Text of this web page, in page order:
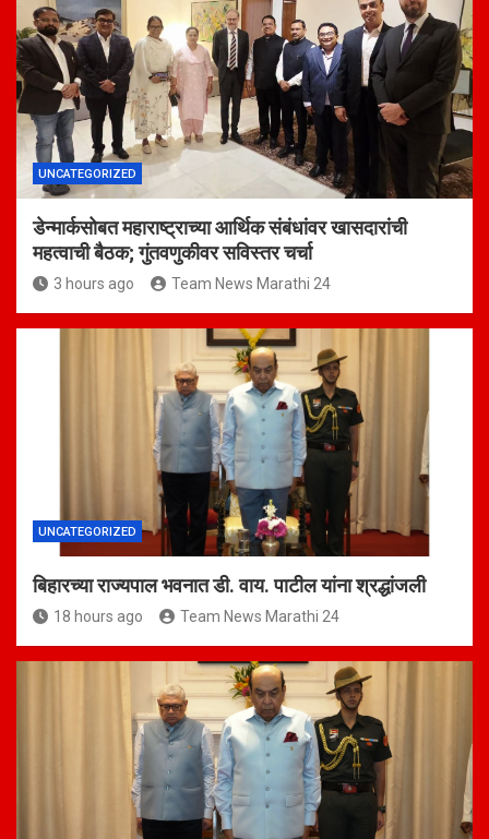
UNCATEGORIZED
डेन्मार्कसोबत महाराष्ट्राच्या आर्थिक संबंधांवर खासदारांची
महत्वाची बैठक; गुंतवणुकीवर सविस्तर चर्चा
3 hours ago Team News Marathi 24
UNCATEGORIZED
बिहारच्या राज्यपाल भवनात डी. वाय. पाटील यांना श्रद्धांजली
18 hours ago Team News Marathi 24